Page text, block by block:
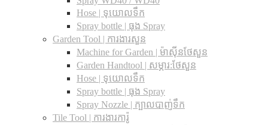
Hose | ទុយោលទឹក
Spray bottle | ធុង Spray
Garden Tool | ការងារសួន
Machine for Garden | ម៉ាស៊ីនថែសួន
Garden Handtool | សម្ភារ:ថែសួន
Hose | ទុយោលទឹក
Spray bottle | ធុង Spray
Spray Nozzle | ក្បាលបាញ់ទឹក
Tile Tool | ការងារការ៉ូ